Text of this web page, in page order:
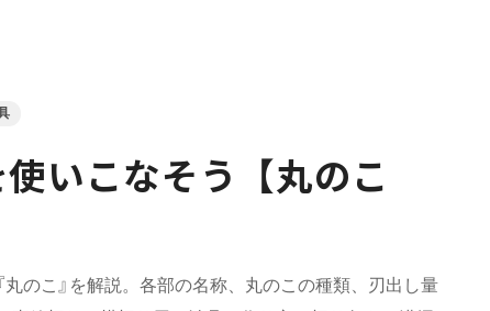
いこなそう【丸のこ
丸のこ』を解説。各部の名称、丸のこの種類、刃出し量